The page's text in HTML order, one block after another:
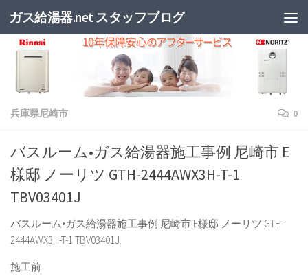
ガス給湯器.net スタッフブログ
兵庫県尼崎市 0
バスルーム•ガス給湯器施工事例 尼崎市 E
様邸 ノーリツ GTH-2444AWX3H-T-1
TBV03401J
バスルーム•ガス給湯器施工事例 尼崎市 E様邸 ノーリツ GTH-
2444AWX3H-T-1 TBV03401J
施工前